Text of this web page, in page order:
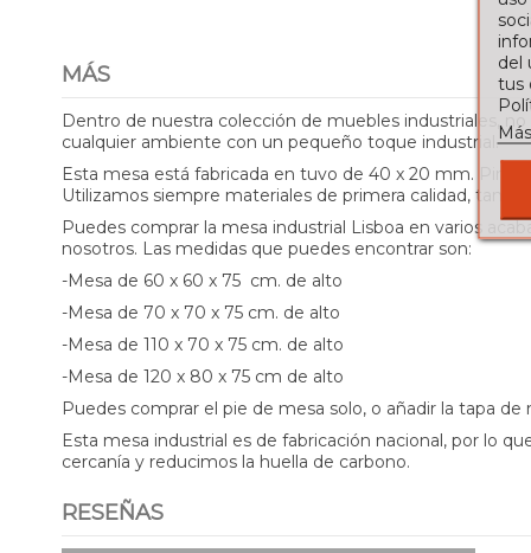
MÁS
Dentro de nuestra colección de muebles industriales,
cualquier ambiente con un pequeño toque industrial.
Esta mesa está fabricada en tuvo de 40 x 20 mm.
Utilizamos siempre materiales de primera calidad, tanto
Puedes comprar la mesa industrial Lisboa en varios
nosotros. Las medidas que puedes encontrar son:
-Mesa de 60 x 60 x 75 cm. de alto
-Mesa de 70 x 70 x 75 cm. de alto
-Mesa de 110 x 70 x 75 cm. de alto
-Mesa de 120 x 80 x 75 cm de alto
Puedes comprar el pie de mesa solo, o añadir la tapa
Esta mesa industrial es de fabricación nacional, por lo
cercanía y reducimos la huella de carbono.
RESEÑAS
del
tus